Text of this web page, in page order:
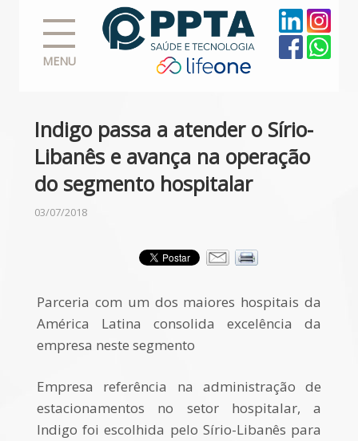
MENU
Indigo passa a atender o Sírio-
Libanês e avança na operação
do segmento hospitalar
03/07/2018
Parceria com um dos maiores hospitais da
América Latina consolida excelência da
empresa neste segmento
Empresa referência na administração de
estacionamentos no setor hospitalar, a
Indigo foi escolhida pelo Sírio-Libanês para